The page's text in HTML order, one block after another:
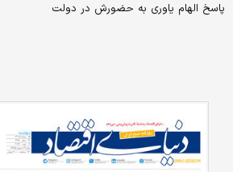
پاسخ الهام یاوری به حضورش در دولت